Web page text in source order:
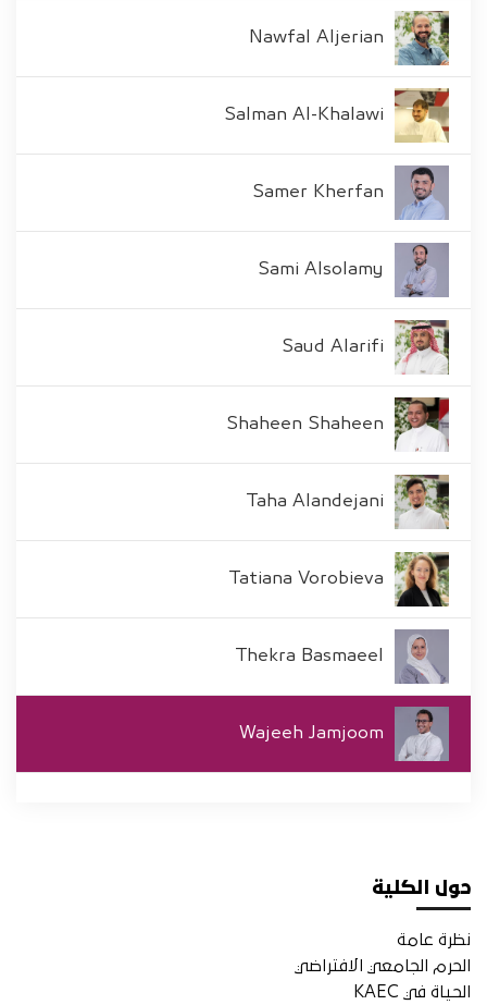
Nawfal Aljerian
Salman Al-Khalawi
Samer Kherfan
Sami Alsolamy
Saud Alarifi
Shaheen Shaheen
Taha Alandejani
Tatiana Vorobieva
Thekra Basmaeel
Wajeeh Jamjoom
حول الكلية
نظرة عامة
الحرم الجامعي الافتراضي
الحياة في KAEC